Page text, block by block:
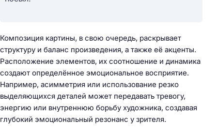
Композиция картины, в свою очередь, раскрывает
структуру и баланс произведения, а также её акценты.
Расположение элементов, их соотношение и динамика
создают определённое эмоциональное восприятие.
Например, асимметрия или использование резко
выделяющихся деталей может передавать тревогу,
энергию или внутреннюю борьбу художника, создавая
глубокий эмоциональный резонанс у зрителя.